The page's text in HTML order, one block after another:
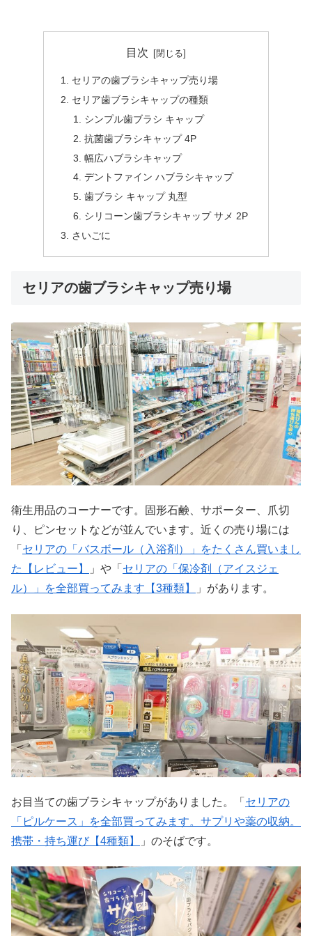
目次
セリアの歯ブラシキャップ売り場
セリア歯ブラシキャップの種類
シンプル歯ブラシ キャップ
抗菌歯ブラシキャップ 4P
幅広ハブラシキャップ
デントファイン ハブラシキャップ
歯ブラシ キャップ 丸型
シリコーン歯ブラシキャップ サメ 2P
さいごに
セリアの歯ブラシキャップ売り場
衛生用品のコーナーです。固形石鹸、サポーター、爪切
り、ピンセットなどが並んでいます。近くの売り場には
「 セリアの「バスボール（入浴剤）」をたくさん買いまし
た【レビュー】
」や「 セリアの「保冷剤（アイスジェ
ル）」を全部買ってみます【3種類】
」があります。
お目当ての歯ブラシキャップがありました。「 セリアの
「ピルケース」を全部買ってみます。サプリや薬の収納。
携帯・持ち運び【4種類】
」のそばです。